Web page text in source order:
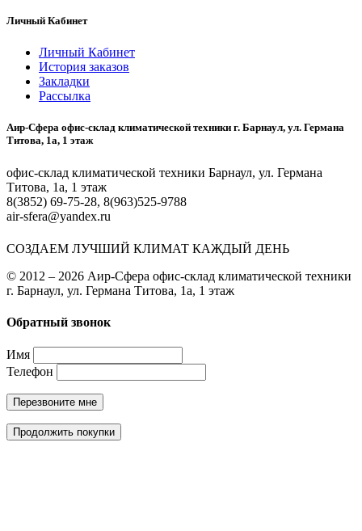
Личный Кабинет
Личный Кабинет
История заказов
Закладки
Рассылка
Аир-Сфера офис-склад климатической техники г. Барнаул, ул. Германа
Титова, 1а, 1 этаж
офис-склад климатической техники Барнаул, ул. Германа
Титова, 1а, 1 этаж
8(3852) 69-75-28, 8(963)525-9788
air-sfera@yandex.ru
СОЗДАЕМ ЛУЧШИЙ КЛИМАТ КАЖДЫЙ ДЕНЬ
© 2012 – 2026 Аир-Сфера офис-склад климатической техники
г. Барнаул, ул. Германа Титова, 1а, 1 этаж
Обратный звонок
Имя
Телефон
Перезвоните мне
Продолжить покупки